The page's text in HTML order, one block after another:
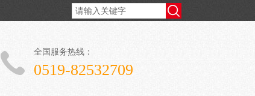
全国服务热线：
0519-82532709